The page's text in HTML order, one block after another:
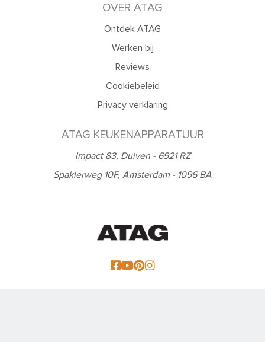
OVER ATAG
Ontdek ATAG
Werken bij
Reviews
Cookiebeleid
Privacy verklaring
ATAG KEUKENAPPARATUUR
Impact 83, Duiven - 6921 RZ
Spaklerweg 10F, Amsterdam - 1096 BA